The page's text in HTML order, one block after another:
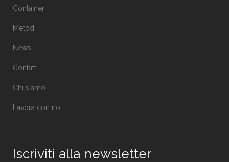
Container
Metodi
News
Contatti
Chi siamo
Lavora con noi
Iscriviti alla newsletter